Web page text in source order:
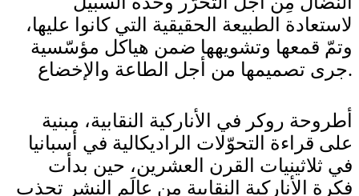
لاستعادة الطبيعة الحقيقية التي كانوا عليها،
وتمّ قمعها وتشويهها ضمن هياكل مؤسّسية
جرى تصميمها من أجل الطاعة والإخضاع.
أطروحة روكر في الأناركية النقابية، مبنية
على قراءة التحوّلات الراديكالية في أسبانيا
في ثلاثينيات القرن العشرين، حين بدأت
فكرة الأناركية النقابية مِن عالَم النشر تجذب